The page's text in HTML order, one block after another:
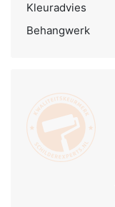
Kleuradvies
Behangwerk